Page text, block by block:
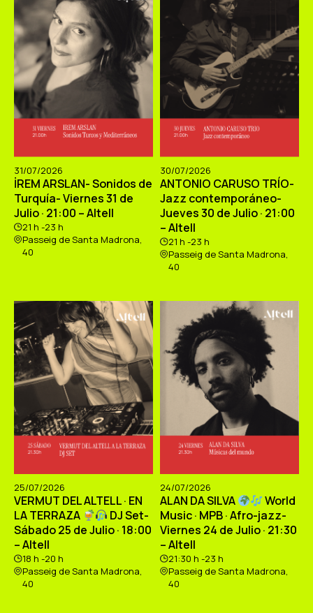
31/07/2026
İREM ARSLAN- Sonidos de
Turquía- Viernes 31 de
Julio · 21:00 – Altell
21 h -23 h
Passeig de Santa Madrona,
40
30/07/2026
ANTONIO CARUSO TRÍO-
Jazz contemporáneo-
Jueves 30 de Julio · 21:00
– Altell
21 h -23 h
Passeig de Santa Madrona,
40
25/07/2026
VERMUT DEL ALTELL · EN
LA TERRAZA
DJ Set-
Sábado 25 de Julio · 18:00
– Altell
18 h -20 h
Passeig de Santa Madrona,
40
24/07/2026
ALAN DA SILVA
World
Music · MPB · Afro-jazz-
Viernes 24 de Julio · 21:30
– Altell
21:30 h -23 h
Passeig de Santa Madrona,
40